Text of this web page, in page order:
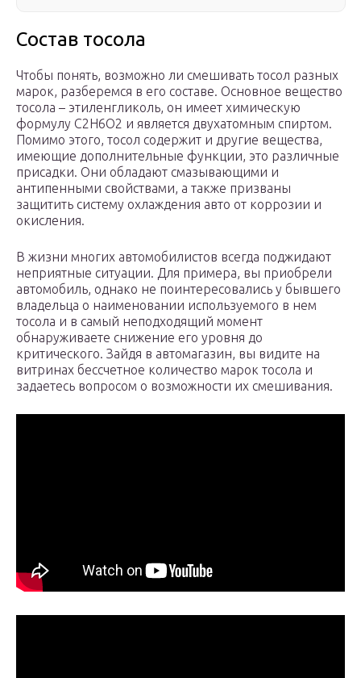
Состав тосола
Чтобы понять, возможно ли смешивать тосол разных
марок, разберемся в его составе. Основное вещество
тосола – этиленгликоль, он имеет химическую
формулу C2H6O2 и является двухатомным спиртом.
Помимо этого, тосол содержит и другие вещества,
имеющие дополнительные функции, это различные
присадки. Они обладают смазывающими и
антипенными свойствами, а также призваны
защитить систему охлаждения авто от коррозии и
окисления.
В жизни многих автомобилистов всегда поджидают
неприятные ситуации. Для примера, вы приобрели
автомобиль, однако не поинтересовались у бывшего
владельца о наименовании используемого в нем
тосола и в самый неподходящий момент
обнаруживаете снижение его уровня до
критического. Зайдя в автомагазин, вы видите на
витринах бессчетное количество марок тосола и
задаетесь вопросом о возможности их смешивания.